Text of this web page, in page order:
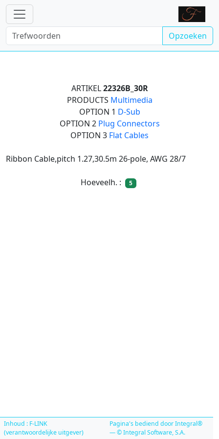
Opzoeken
ARTIKEL22326B_30R
PRODUCTS Multimedia
OPTION 1 D-Sub
OPTION 2 Plug Connectors
OPTION 3 Flat Cables
Ribbon Cable,pitch 1.27,30.5m 26-pole, AWG 28/7
Hoeveelh. : 5
Inhoud : F-LINK
(verantwoordelijke uitgever)
Pagina's bediend door Integral®
— © Integral Software, S.A.